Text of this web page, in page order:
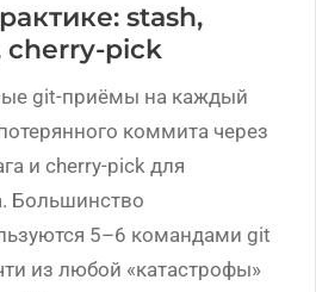
stash,
cherry-pick
git-приёмы на каждый
коммита через
и cherry-pick для
Большинство
5–6 командами git
из любой «катастрофы»